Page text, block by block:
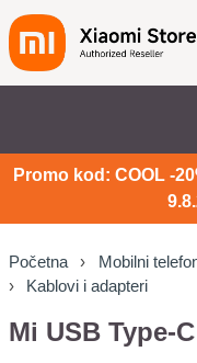
Promo kod: COOL -
Početna Mobilni
Kablovi i adapteri
Mi USB Type-